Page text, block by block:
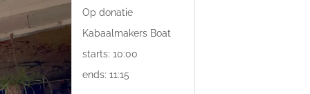
Op donatie
Kabaalmakers Boat
starts: 10:00
ends: 11:15